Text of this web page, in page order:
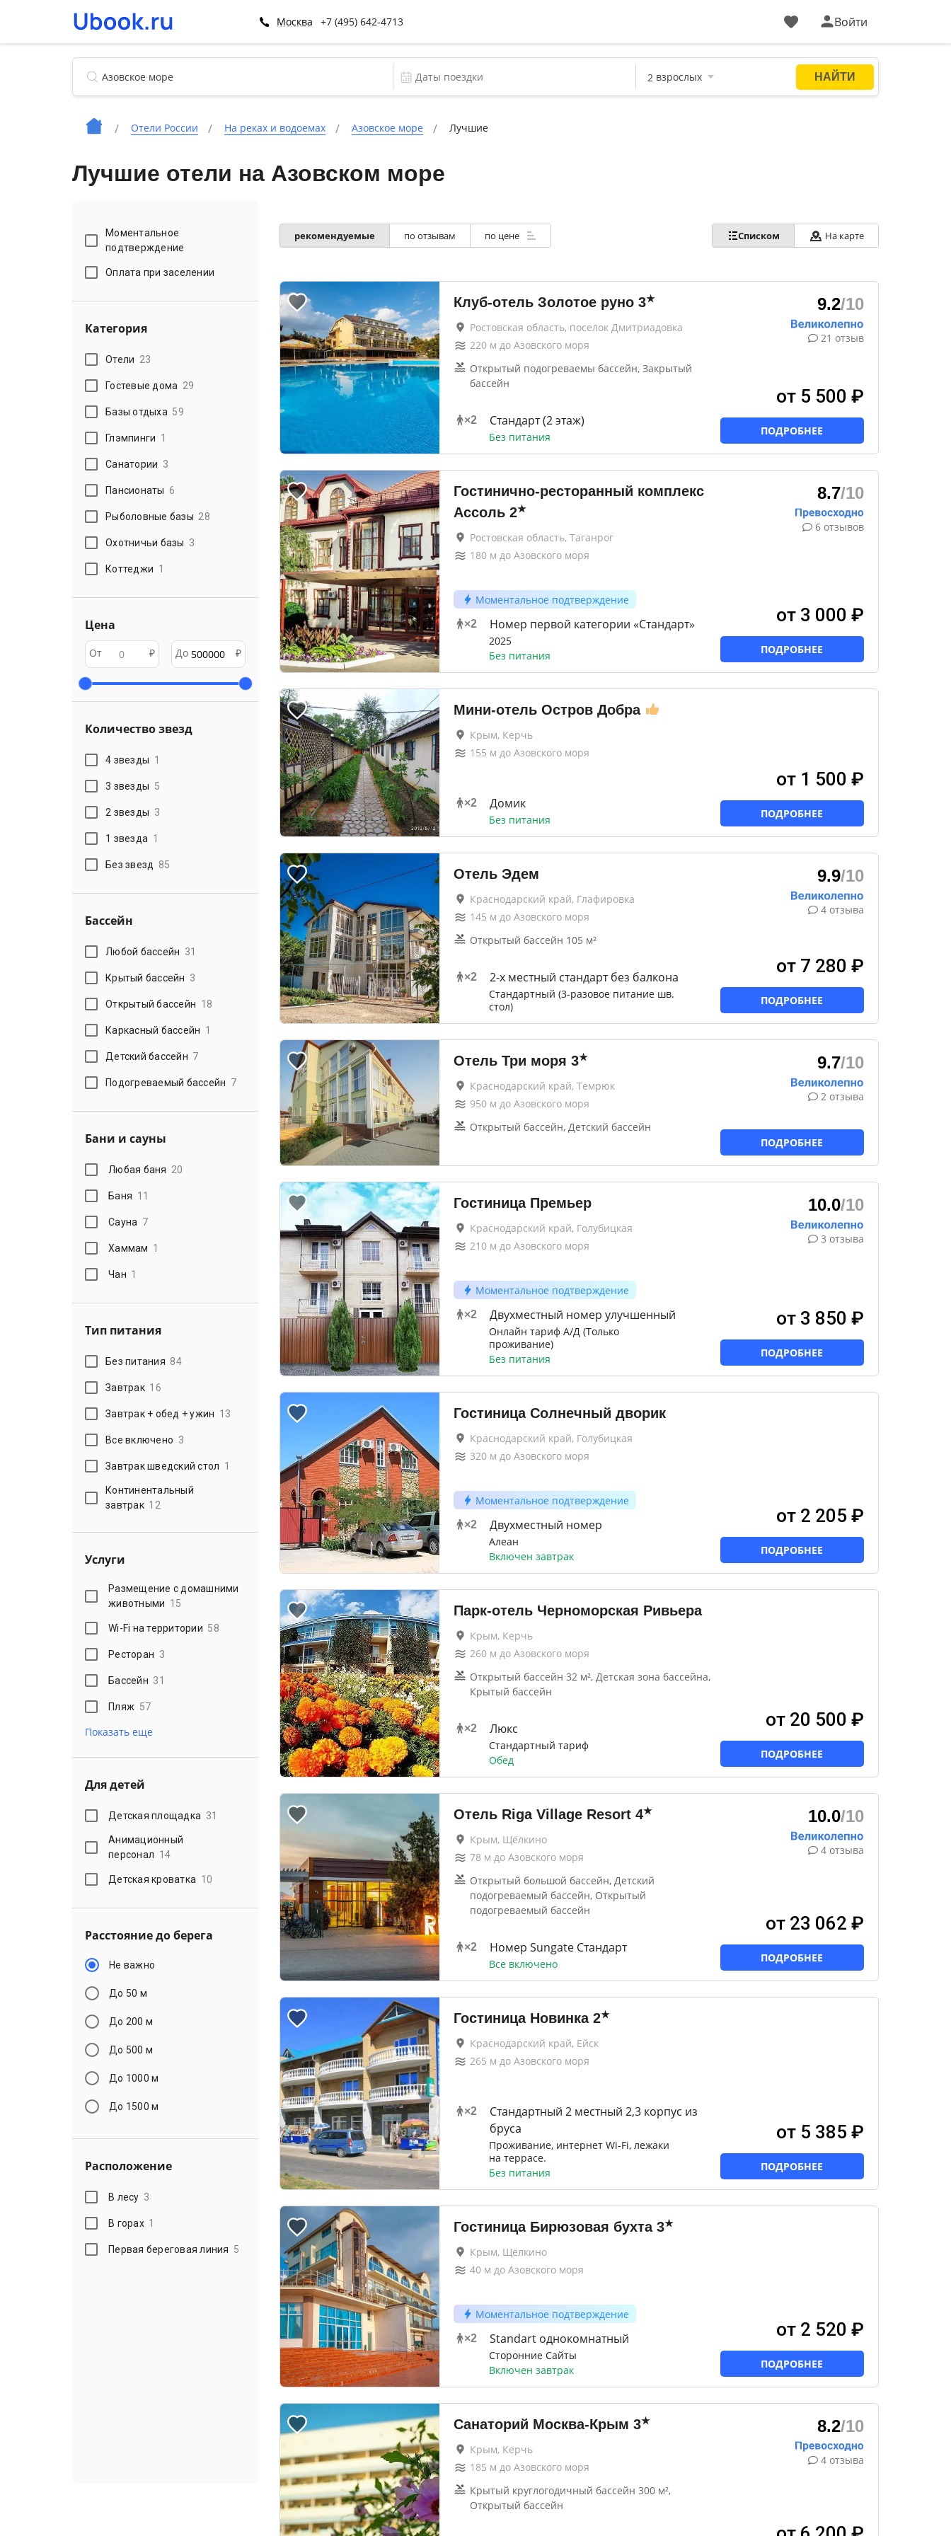
Москва +7 (495) 642-4713 Войти
Отели России На реках и водоемах Азовское море Лучшие
Лучшие отели на Азовском море
Моментальное
подтверждение
Оплата при заселении
Категория
Отели 23
Гостевые дома 29
Базы отдыха 59
Глэмпинги 1
Санатории 3
Пансионаты 6
Рыболовные базы 28
Охотничьи базы 3
Коттеджи 1
Цена
От ₽ До ₽
Количество звезд
4 звезды 1
3 звезды 5
2 звезды 3
1 звезда 1
Без звезд 85
Бассейн
Любой бассейн 31
Крытый бассейн 3
Открытый бассейн 18
Каркасный бассейн 1
Детский бассейн 7
Подогреваемый бассейн 7
Бани и сауны
Любая баня 20
Баня 11
Сауна 7
Хаммам 1
Чан 1
Тип питания
Без питания 84
Завтрак 16
Завтрак + обед + ужин 13
Все включено 3
Завтрак шведский стол 1
Континентальный
завтрак 12
Услуги
Размещение с домашними
животными 15
Wi-Fi на территории 58
Ресторан 3
Бассейн 31
Пляж 57
Показать еще
Для детей
Детская площадка 31
Анимационный
персонал 14
Детская кроватка 10
Расстояние до берега
Не важно
До 50 м
До 200 м
До 500 м
До 1000 м
До 1500 м
Расположение
В лесу 3
В горах 1
Первая береговая линия 5
рекомендуемые по отзывам по цене Списком На карте
Клуб-отель Золотое руно 3★
Ростовская область, поселок Дмитриадовка
220м до Азовского моря
Открытый подогреваемы бассейн, Закрытый
бассейн
×2 Стандарт (2 этаж)
Без питания
9.2/10
21 отзыв
от 5 500 ₽
ПОДРОБНЕЕ
Гостинично-ресторанный комплекс
Ассоль 2★
Ростовская область, Таганрог
180м до Азовского моря
Моментальное подтверждение
×2 Номер первой категории «Стандарт»
2025
Без питания
8.7/10
6 отзывов
от 3 000 ₽
ПОДРОБНЕЕ
Мини-отель Остров Добра
Крым, Керчь
155 м до Азовского моря
×2 Домик
Без питания
от 1 500 ₽
ПОДРОБНЕЕ
Отель Эдем
Краснодарский край, Глафировка
145 м до Азовского моря
Открытый бассейн 105 м²
×2 2-x местный стандарт без балкона
Стандартный (3-разовое питание шв.
стол)
9.9/10
4 отзыва
от 7 280 ₽
ПОДРОБНЕЕ
Отель Три моря 3★
Краснодарский край, Темрюк
950м до Азовского моря
Открытый бассейн, Детский бассейн
9.7/10
2 отзыва
ПОДРОБНЕЕ
Гостиница Премьер
Краснодарский край, Голубицкая
210м до Азовского моря
Моментальное подтверждение
×2 Двухместный номер улучшенный
Онлайн тариф А/Д (Только
проживание)
Без питания
10.0/10
3 отзыва
от 3 850 ₽
ПОДРОБНЕЕ
Гостиница Солнечный дворик
Краснодарский край, Голубицкая
320м до Азовского моря
Моментальное подтверждение
×2 Двухместный номер
Алеан
Включен завтрак
от 2 205 ₽
ПОДРОБНЕЕ
Парк-отель Черноморская Ривьера
Крым, Керчь
260м до Азовского моря
Открытый бассейн 32 м², Детская зона бассейна,
Крытый бассейн
×2 Люкс
Стандартный тариф
Обед
от 20 500 ₽
ПОДРОБНЕЕ
Отель Riga Village Resort 4★
Крым, Щёлкино
78 м до Азовского моря
Открытый большой бассейн, Детский
подогреваемый бассейн, Открытый
подогреваемый бассейн
×2 Номер Sungate Стандарт
Все включено
10.0/10
4 отзыва
от 23 062 ₽
ПОДРОБНЕЕ
Гостиница Новинка 2★
Краснодарский край, Ейск
265 м до Азовского моря
×2
Стандартный 2 местный 2,3 корпус из
бруса
Проживание, интернет Wi-Fi, лежаки
на террасе.
Без питания
от 5 385 ₽
ПОДРОБНЕЕ
Гостиница Бирюзовая бухта 3★
Крым, Щёлкино
40м до Азовского моря
Моментальное подтверждение
×2 Standart однокомнатный
Сторонние Сайты
Включен завтрак
от 2 520 ₽
ПОДРОБНЕЕ
Санаторий Москва-Крым 3★
Крым, Керчь
185 м до Азовского моря
Крытый круглогодичный бассейн 300 м²,
Открытый бассейн
8.2/10
4 отзыва